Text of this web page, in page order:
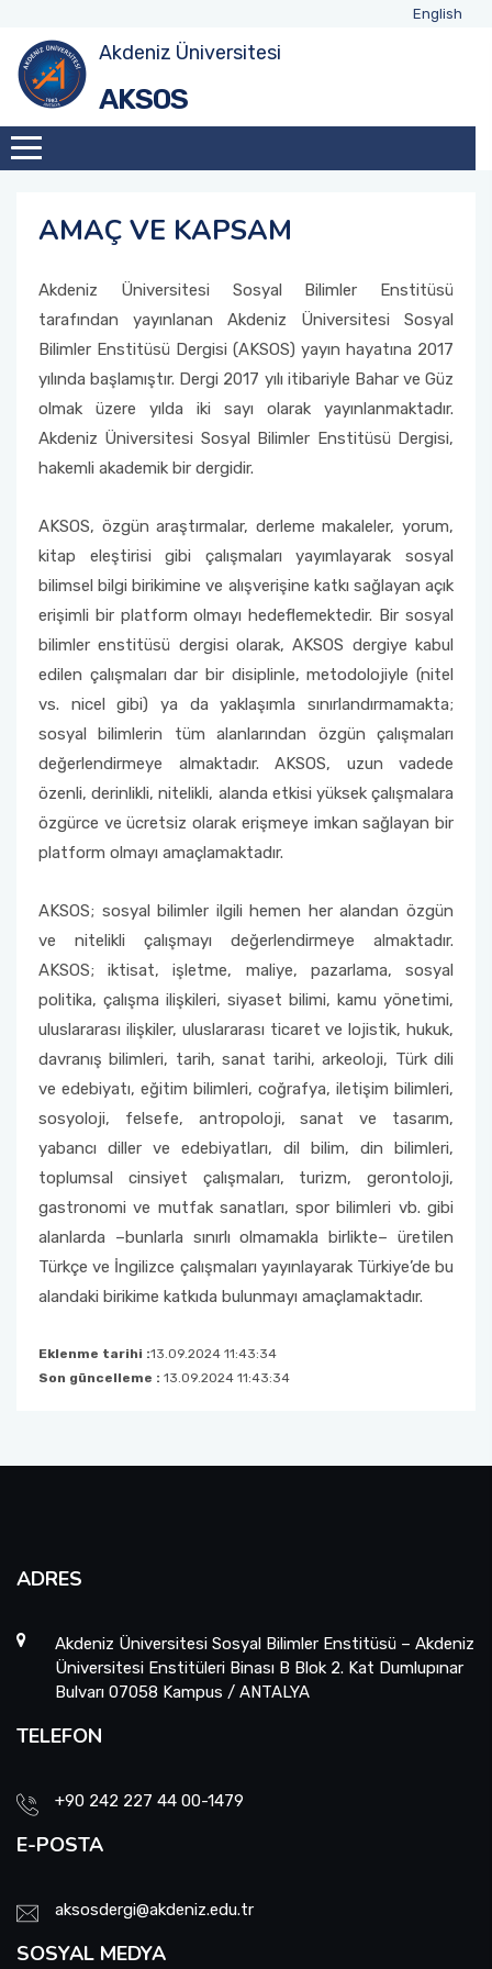
English
Akdeniz Üniversitesi
AKSOS
AMAÇ VE KAPSAM
Akdeniz Üniversitesi Sosyal Bilimler Enstitüsü
tarafından yayınlanan Akdeniz Üniversitesi Sosyal
Bilimler Enstitüsü Dergisi (AKSOS) yayın hayatına 2017
yılında başlamıştır. Dergi 2017 yılı itibariyle Bahar ve Güz
olmak üzere yılda iki sayı olarak yayınlanmaktadır.
Akdeniz Üniversitesi Sosyal Bilimler Enstitüsü Dergisi,
hakemli akademik bir dergidir.
AKSOS, özgün araştırmalar, derleme makaleler, yorum,
kitap eleştirisi gibi çalışmaları yayımlayarak sosyal
bilimsel bilgi birikimine ve alışverişine katkı sağlayan açık
erişimli bir platform olmayı hedeflemektedir. Bir sosyal
bilimler enstitüsü dergisi olarak, AKSOS dergiye kabul
edilen çalışmaları dar bir disiplinle, metodolojiyle (nitel
vs. nicel gibi) ya da yaklaşımla sınırlandırmamakta;
sosyal bilimlerin tüm alanlarından özgün çalışmaları
değerlendirmeye almaktadır. AKSOS, uzun vadede
özenli, derinlikli, nitelikli, alanda etkisi yüksek çalışmalara
özgürce ve ücretsiz olarak erişmeye imkan sağlayan bir
platform olmayı amaçlamaktadır.
AKSOS; sosyal bilimler ilgili hemen her alandan özgün
ve nitelikli çalışmayı değerlendirmeye almaktadır.
AKSOS; iktisat, işletme, maliye, pazarlama, sosyal
politika, çalışma ilişkileri, siyaset bilimi, kamu yönetimi,
uluslararası ilişkiler, uluslararası ticaret ve lojistik, hukuk,
davranış bilimleri, tarih, sanat tarihi, arkeoloji, Türk dili
ve edebiyatı, eğitim bilimleri, coğrafya, iletişim bilimleri,
sosyoloji, felsefe, antropoloji, sanat ve tasarım,
yabancı diller ve edebiyatları, dil bilim, din bilimleri,
toplumsal cinsiyet çalışmaları, turizm, gerontoloji,
gastronomi ve mutfak sanatları, spor bilimleri vb. gibi
alanlarda –bunlarla sınırlı olmamakla birlikte– üretilen
Türkçe ve İngilizce çalışmaları yayınlayarak Türkiye’de bu
alandaki birikime katkıda bulunmayı amaçlamaktadır.
Eklenme tarihi :13.09.2024 11:43:34
Son güncelleme : 13.09.2024 11:43:34
ADRES
Akdeniz Üniversitesi Sosyal Bilimler Enstitüsü – Akdeniz
Üniversitesi Enstitüleri Binası B Blok 2. Kat Dumlupınar
Bulvarı 07058 Kampus / ANTALYA
TELEFON
+90 242 227 44 00-1479
E-POSTA
aksosdergi@akdeniz.edu.tr
SOSYAL MEDYA